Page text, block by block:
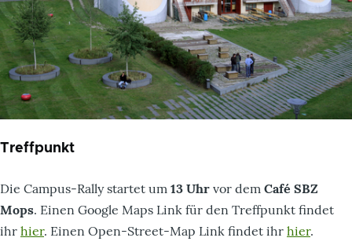
Treffpunkt
Die Campus-Rally startet um 13 Uhr vor dem Café SBZ
Mops. Einen Google Maps Link für den Treffpunkt findet
ihr hier. Einen Open-Street-Map Link findet ihr hier.